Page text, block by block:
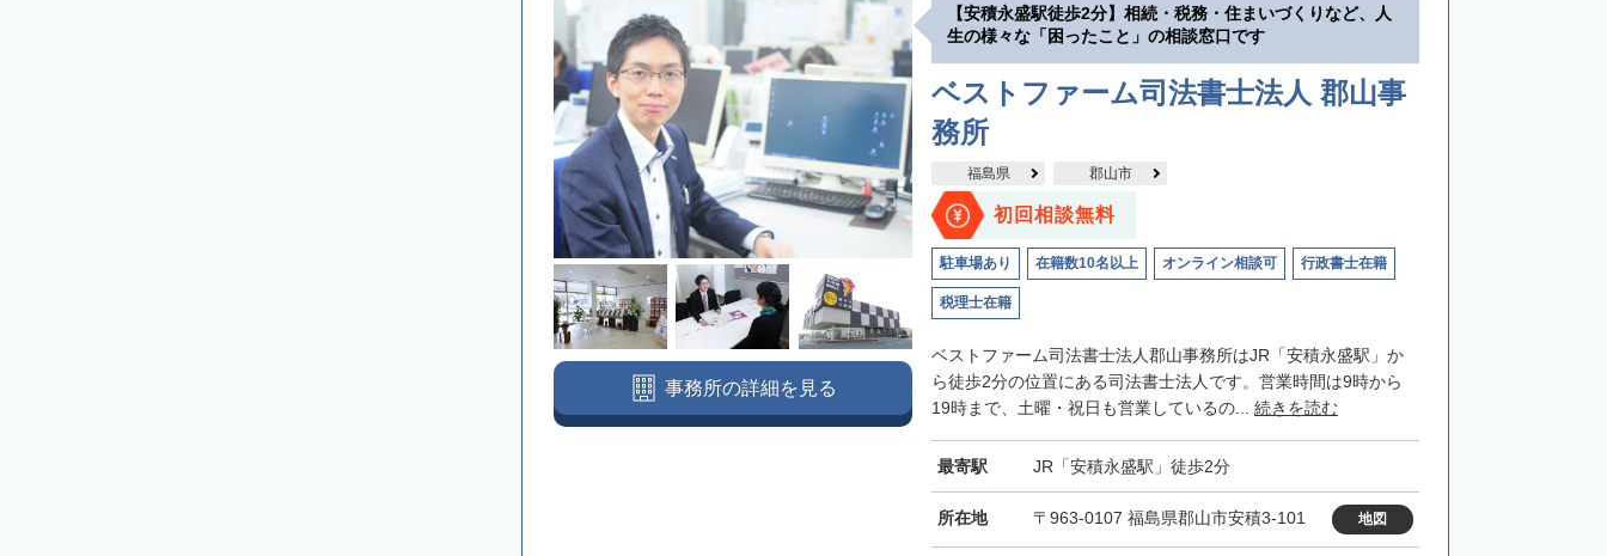
【安積永盛駅徒歩2分】相続・税務・住まいづくりなど、人
生の様々な「困ったこと」の相談窓口です
ベストファーム司法書士法人 郡山事
務所
福島県 郡山市
初回相談無料
駐車場あり 在籍数10名以上 オンライン相談可 行政書士在籍
税理士在籍
ベストファーム司法書士法人郡山事務所はJR「安積永盛駅」か
ら徒歩2分の位置にある司法書士法人です。営業時間は9時から
19時まで、土曜・祝日も営業しているの... 続きを読む
最寄駅 JR「安積永盛駅」徒歩2分
所在地 〒963-0107 福島県郡山市安積3-101 地図
事務所の詳細を見る